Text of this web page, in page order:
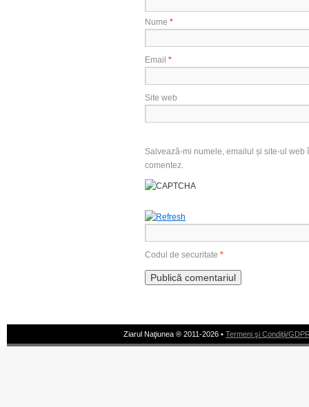
Nume *
Email *
Site web
Salvează-mi numele, emailul și site-ul
comentez.
Codul de securitate *
Ziarul Naţiunea ® 2011-2026 • Termeni şi Condiţii/